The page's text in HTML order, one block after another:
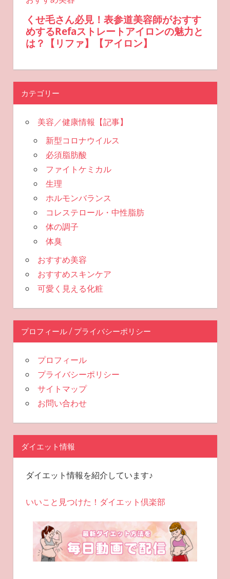
カテゴリー
美容／健康情報【記事】
新型コロナウイルス
必須脂肪酸
ファイトケミカル
生理
ホルモンバランス
コレステロール・中性脂肪
体の調子
体臭
おすすめ美容
おすすめスキンケア
可愛く見える化粧
プロフィール / プライバシーポリシー
プロフィール
プライバシーポリシー
サイトマップ
お問い合わせ
ダイエット情報
ダイエット情報を紹介しています♪
いいこと見つけた！ダイエット倶楽部